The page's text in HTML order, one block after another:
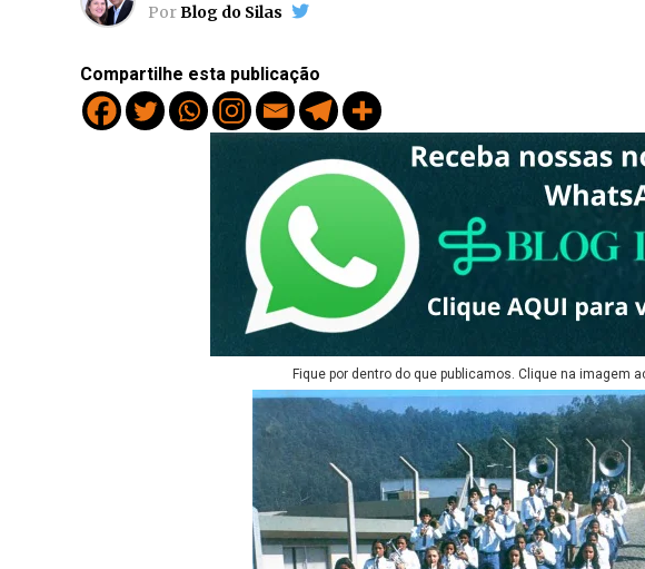
PorBlog do Silas
Compartilhe esta publicação
Fique por dentro do que publicamos. Clique na imagem